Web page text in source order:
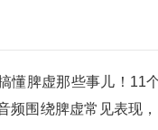
懂脾虚那些事儿！11
频围绕脾虚常见表现